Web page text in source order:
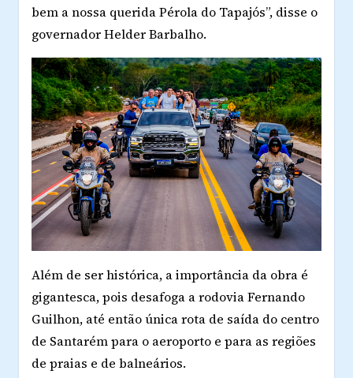
bem a nossa querida Pérola do Tapajós”, disse o
governador Helder Barbalho.
Além de ser histórica, a importância da obra é
gigantesca, pois desafoga a rodovia Fernando
Guilhon, até então única rota de saída do centro
de Santarém para o aeroporto e para as regiões
de praias e de balneários.